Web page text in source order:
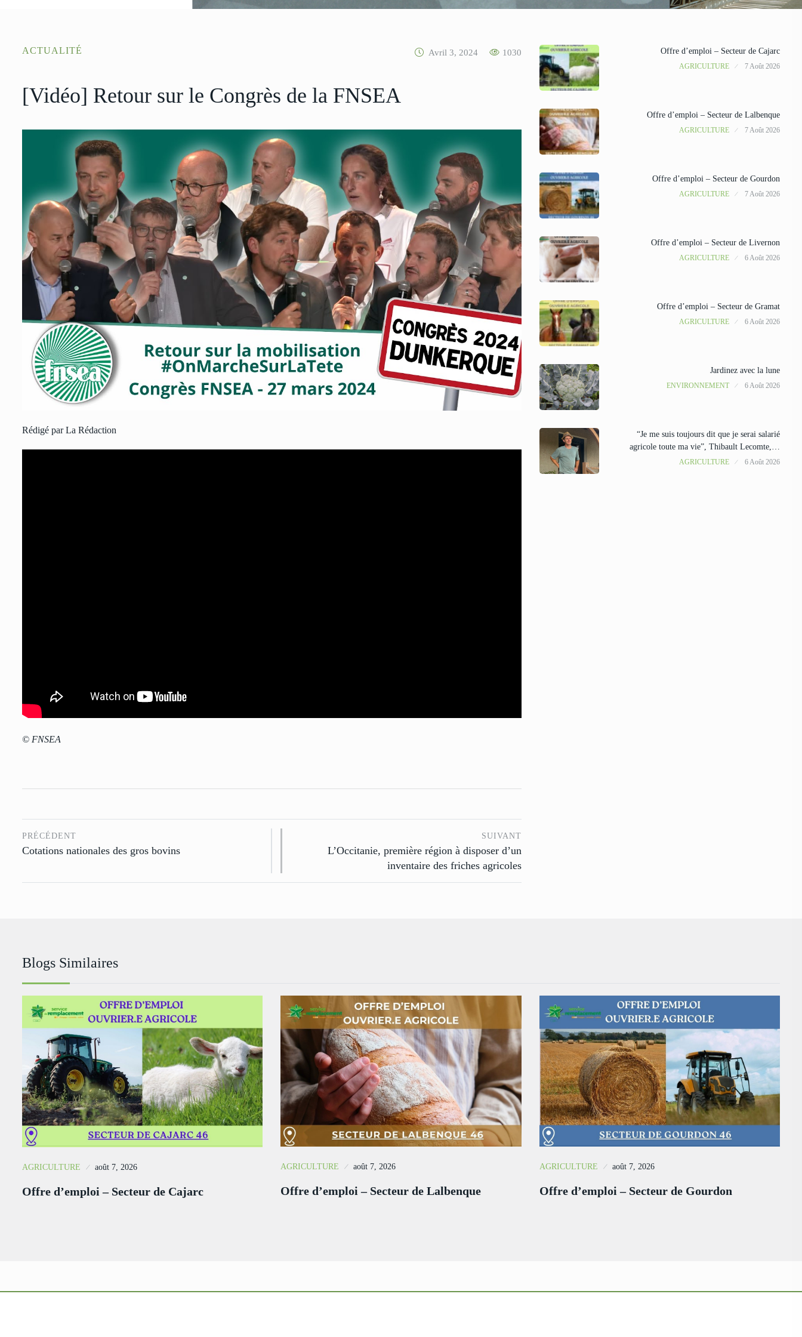
ACTUALITÉ Avril 3, 2024 1030
[Vidéo] Retour sur le Congrès de la FNSEA
Rédigé par La Rédaction
© FNSEA
PRÉCÉDENT
Cotations nationales des gros bovins
SUIVANT
L’Occitanie, première région à disposer d’un
inventaire des friches agricoles
Offre d’emploi – Secteur de Cajarc
AGRICULTURE 7 Août 2026
Offre d’emploi – Secteur de Lalbenque
AGRICULTURE 7 Août 2026
Offre d’emploi – Secteur de Gourdon
AGRICULTURE 7 Août 2026
Offre d’emploi – Secteur de Livernon
AGRICULTURE 6 Août 2026
Offre d’emploi – Secteur de Gramat
AGRICULTURE 6 Août 2026
Jardinez avec la lune
ENVIRONNEMENT 6 Août 2026
“Je me suis toujours dit que je serai salarié
agricole toute ma vie”, Thibault Lecomte,…
AGRICULTURE 6 Août 2026
Blogs Similaires
AGRICULTURE août 7, 2026
Offre d’emploi – Secteur de Cajarc
AGRICULTURE août 7, 2026
Offre d’emploi – Secteur de Lalbenque
AGRICULTURE août 7, 2026
Offre d’emploi – Secteur de Gourdon